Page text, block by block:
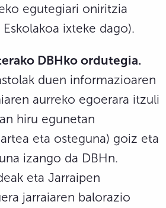
egutegiari oniritzia
ixteke dago).
DBHko ordutegia.
duen informazioaren
aurreko egoerara itzuli
hiru egunetan
eta osteguna) goiz eta
izango da DBHn.
eta Jarraipen
jarraiaren balorazio